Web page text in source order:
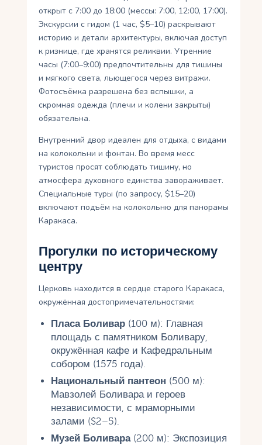
открыт с 7:00 до 18:00 (мессы: 7:00, 12:00, 17:00).
Экскурсии с гидом (1 час, $5–10) раскрывают
историю и детали архитектуры, включая доступ
к ризнице, где хранятся реликвии. Утренние
часы (7:00–9:00) предпочтительны для тишины
и мягкого света, льющегося через витражи.
Фотосъёмка разрешена без вспышки, а
скромная одежда (плечи и колени закрыты)
обязательна.
Внутренний двор идеален для отдыха, с видами
на колокольни и фонтан. Во время месс
туристов просят соблюдать тишину, но
атмосфера духовного единства завораживает.
Специальные туры (по запросу, $15–20)
включают подъём на колокольню для панорамы
Каракаса.
Прогулки по историческому
центру
Церковь находится в сердце старого Каракаса,
окружённая достопримечательностями:
Пласа Боливар(100 м): Главная
площадь с памятником Боливару,
окружённая кафе и Кафедральным
собором (1575 года).
Национальный пантеон (500 м):
Мавзолей Боливара и героев
независимости, с мраморными
залами ($2–5).
Музей Боливара(200 м): Экспозиция